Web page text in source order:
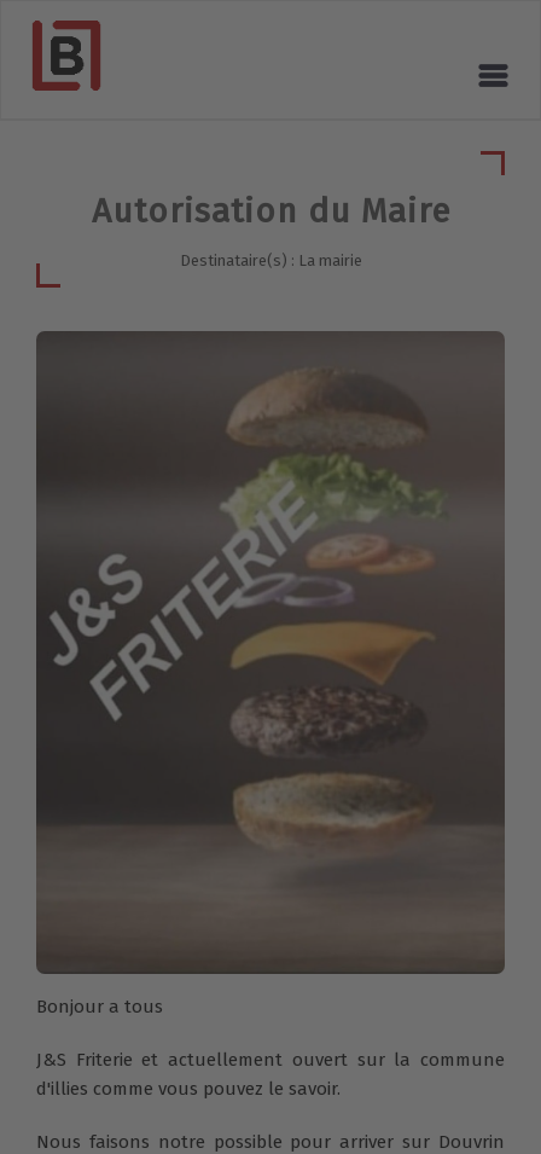
Autorisation du Maire
Destinataire(s) : La mairie
Bonjour a tous
J&S Friterie et actuellement ouvert sur la commune
d'illies comme vous pouvez le savoir.
Nous faisons notre possible pour arriver sur Douvrin